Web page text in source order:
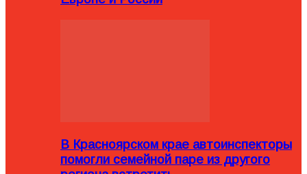
В Красноярском крае автоинспекторы
помогли семейной паре из другого